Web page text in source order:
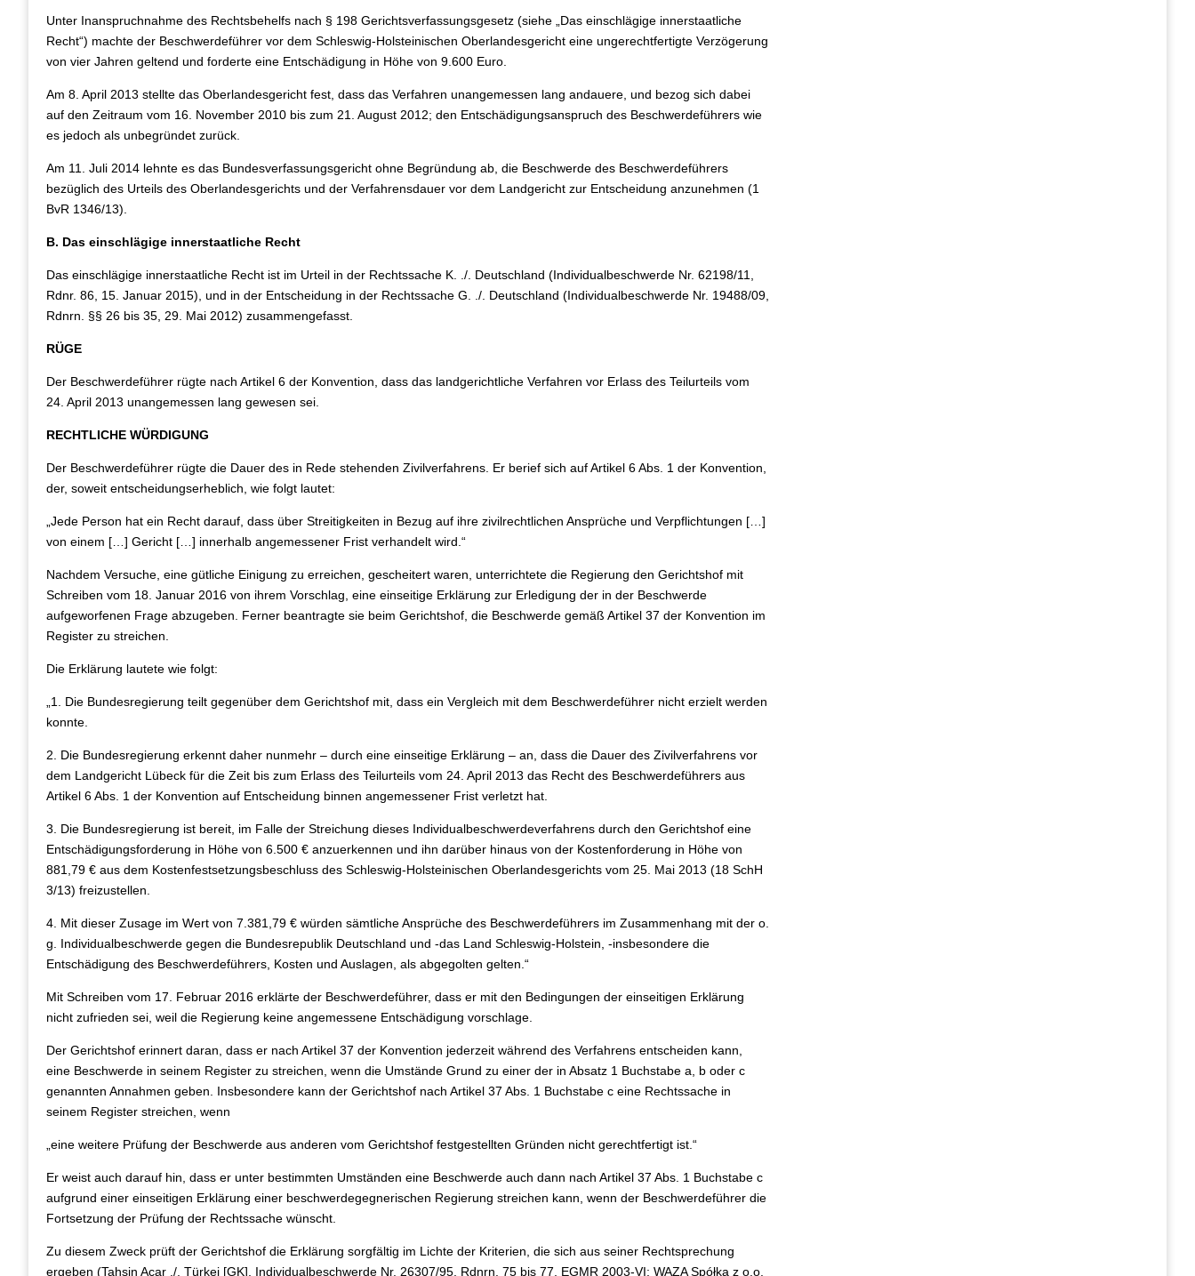
Unter Inanspruchnahme des Rechtsbehelfs nach § 198 Gerichtsverfassungsgesetz (siehe „Das einschlägige innerstaatliche
Recht“) machte der Beschwerdeführer vor dem Schleswig-Holsteinischen Oberlandesgericht eine ungerechtfertigte Verzögerung
von vier Jahren geltend und forderte eine Entschädigung in Höhe von 9.600 Euro.
Am 8. April 2013 stellte das Oberlandesgericht fest, dass das Verfahren unangemessen lang andauere, und bezog sich dabei
auf den Zeitraum vom 16. November 2010 bis zum 21. August 2012; den Entschädigungsanspruch des Beschwerdeführers wie
es jedoch als unbegründet zurück.
Am 11. Juli 2014 lehnte es das Bundesverfassungsgericht ohne Begründung ab, die Beschwerde des Beschwerdeführers
bezüglich des Urteils des Oberlandesgerichts und der Verfahrensdauer vor dem Landgericht zur Entscheidung anzunehmen (1
BvR 1346/13).
B. Das einschlägige innerstaatliche Recht
Das einschlägige innerstaatliche Recht ist im Urteil in der Rechtssache K. ./. Deutschland (Individualbeschwerde Nr. 62198/11,
Rdnr. 86, 15. Januar 2015), und in der Entscheidung in der Rechtssache G. ./. Deutschland (Individualbeschwerde Nr. 19488/09,
Rdnrn. §§ 26 bis 35, 29. Mai 2012) zusammengefasst.
RÜGE
Der Beschwerdeführer rügte nach Artikel 6 der Konvention, dass das landgerichtliche Verfahren vor Erlass des Teilurteils vom
24. April 2013 unangemessen lang gewesen sei.
RECHTLICHE WÜRDIGUNG
Der Beschwerdeführer rügte die Dauer des in Rede stehenden Zivilverfahrens. Er berief sich auf Artikel 6 Abs. 1 der Konvention,
der, soweit entscheidungserheblich, wie folgt lautet:
„Jede Person hat ein Recht darauf, dass über Streitigkeiten in Bezug auf ihre zivilrechtlichen Ansprüche und Verpflichtungen […]
von einem […] Gericht […] innerhalb angemessener Frist verhandelt wird.“
Nachdem Versuche, eine gütliche Einigung zu erreichen, gescheitert waren, unterrichtete die Regierung den Gerichtshof mit
Schreiben vom 18. Januar 2016 von ihrem Vorschlag, eine einseitige Erklärung zur Erledigung der in der Beschwerde
aufgeworfenen Frage abzugeben. Ferner beantragte sie beim Gerichtshof, die Beschwerde gemäß Artikel 37 der Konvention im
Register zu streichen.
Die Erklärung lautete wie folgt:
„1. Die Bundesregierung teilt gegenüber dem Gerichtshof mit, dass ein Vergleich mit dem Beschwerdeführer nicht erzielt werden
konnte.
2. Die Bundesregierung erkennt daher nunmehr – durch eine einseitige Erklärung – an, dass die Dauer des Zivilverfahrens vor
dem Landgericht Lübeck für die Zeit bis zum Erlass des Teilurteils vom 24. April 2013 das Recht des Beschwerdeführers aus
Artikel 6 Abs. 1 der Konvention auf Entscheidung binnen angemessener Frist verletzt hat.
3. Die Bundesregierung ist bereit, im Falle der Streichung dieses Individualbeschwerdeverfahrens durch den Gerichtshof eine
Entschädigungsforderung in Höhe von 6.500 € anzuerkennen und ihn darüber hinaus von der Kostenforderung in Höhe von
881,79 € aus dem Kostenfestsetzungsbeschluss des Schleswig-Holsteinischen Oberlandesgerichts vom 25. Mai 2013 (18 SchH
3/13) freizustellen.
4. Mit dieser Zusage im Wert von 7.381,79 € würden sämtliche Ansprüche des Beschwerdeführers im Zusammenhang mit der o.
g. Individualbeschwerde gegen die Bundesrepublik Deutschland und ‑das Land Schleswig-Holstein, ‑insbesondere die
Entschädigung des Beschwerdeführers, Kosten und Auslagen, als abgegolten gelten.“
Mit Schreiben vom 17. Februar 2016 erklärte der Beschwerdeführer, dass er mit den Bedingungen der einseitigen Erklärung
nicht zufrieden sei, weil die Regierung keine angemessene Entschädigung vorschlage.
Der Gerichtshof erinnert daran, dass er nach Artikel 37 der Konvention jederzeit während des Verfahrens entscheiden kann,
eine Beschwerde in seinem Register zu streichen, wenn die Umstände Grund zu einer der in Absatz 1 Buchstabe a, b oder c
genannten Annahmen geben. Insbesondere kann der Gerichtshof nach Artikel 37 Abs. 1 Buchstabe c eine Rechtssache in
seinem Register streichen, wenn
„eine weitere Prüfung der Beschwerde aus anderen vom Gerichtshof festgestellten Gründen nicht gerechtfertigt ist.“
Er weist auch darauf hin, dass er unter bestimmten Umständen eine Beschwerde auch dann nach Artikel 37 Abs. 1 Buchstabe c
aufgrund einer einseitigen Erklärung einer beschwerdegegnerischen Regierung streichen kann, wenn der Beschwerdeführer die
Fortsetzung der Prüfung der Rechtssache wünscht.
Zu diesem Zweck prüft der Gerichtshof die Erklärung sorgfältig im Lichte der Kriterien, die sich aus seiner Rechtsprechung
ergeben (Tahsin Acar ./. Türkei [GK], Individualbeschwerde Nr. 26307/95, Rdnrn. 75 bis 77, EGMR 2003-VI; WAZA Spółka z o.o.